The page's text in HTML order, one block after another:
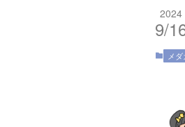
2024
9/
メ